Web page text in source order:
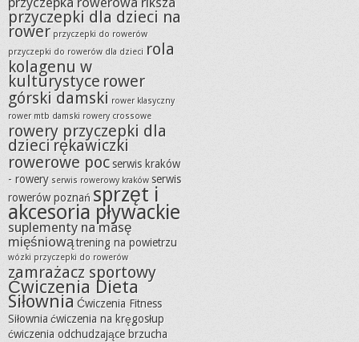
przyczepki dla dzieci na
rower przyczepki do rowerów
przyczepki do rowerów dla dzieci rola
kolagenu w
kulturystyce rower
górski damski rower klasyczny
rower mtb damski rowery crossowe
rowery przyczepki dla
dziecirękawiczki
rowerowe pocserwis kraków
- rowery serwis rowerowy kraków serwis
rowerów poznań sprzęt i
akcesoria pływackie
suplementy na masę
mięśniowątrening na powietrzu
wózki przyczepki do rowerów
zamrażacz sportowy
Ćwiczenia Dieta
SiłowniaĆwiczenia Fitness
Siłowniaćwiczenia na kręgosłup
ćwiczenia odchudzające brzucha